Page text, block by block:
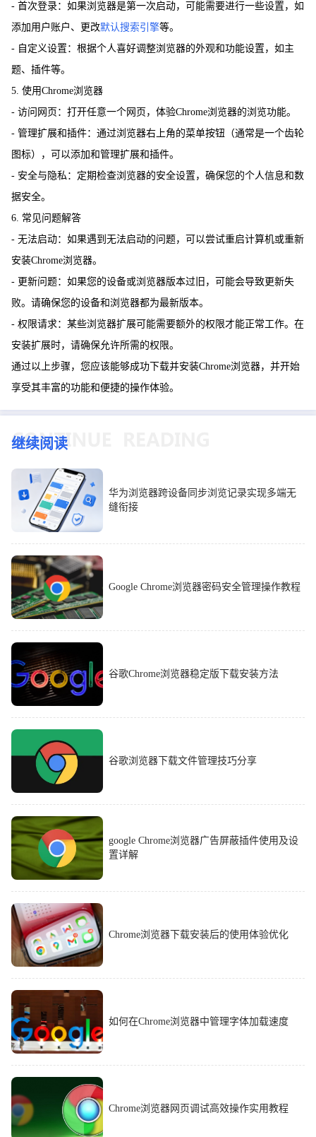
- 首次登录：如果浏览器是第一次启动，可能需要进行一些设置，如
添加用户账户、更改默认搜索引擎等。
- 自定义设置：根据个人喜好调整浏览器的外观和功能设置，如主
题、插件等。
5. 使用Chrome浏览器
- 访问网页：打开任意一个网页，体验Chrome浏览器的浏览功能。
- 管理扩展和插件：通过浏览器右上角的菜单按钮（通常是一个齿轮
图标），可以添加和管理扩展和插件。
- 安全与隐私：定期检查浏览器的安全设置，确保您的个人信息和数
据安全。
6. 常见问题解答
- 无法启动：如果遇到无法启动的问题，可以尝试重启计算机或重新
安装Chrome浏览器。
- 更新问题：如果您的设备或浏览器版本过旧，可能会导致更新失
败。请确保您的设备和浏览器都为最新版本。
- 权限请求：某些浏览器扩展可能需要额外的权限才能正常工作。在
安装扩展时，请确保允许所需的权限。
通过以上步骤，您应该能够成功下载并安装Chrome浏览器，并开始
享受其丰富的功能和便捷的操作体验。
继续阅读
华为浏览器跨设备同步浏览记录实现多端无
缝衔接
Google Chrome浏览器密码安全管理操作教程
谷歌Chrome浏览器稳定版下载安装方法
谷歌浏览器下载文件管理技巧分享
google Chrome浏览器广告屏蔽插件使用及设
置详解
Chrome浏览器下载安装后的使用体验优化
如何在Chrome浏览器中管理字体加载速度
Chrome浏览器网页调试高效操作实用教程